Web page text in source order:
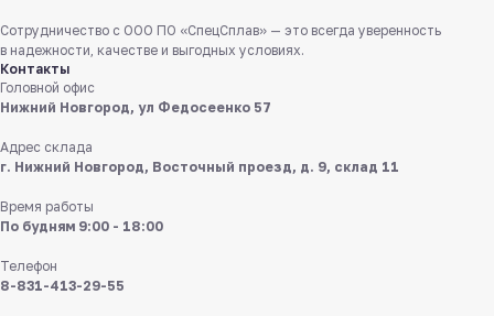
Сотрудничество с ООО ПО «СпецСплав» — это всегда уверенность
в надежности, качестве и выгодных условиях.
Контакты
Головной офис
Нижний Новгород, ул Федосеенко 57
Адрес склада
г. Нижний Новгород, Восточный проезд, д. 9, склад 11
Время работы
По будням 9:00 - 18:00
Телефон
8-831-413-29-55
Заказать звонок
Пишите нам
в мессенджерах
8 831 413 29 55